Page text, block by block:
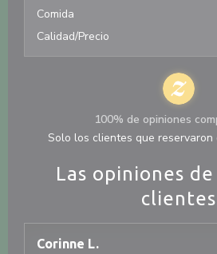
Las opiniones
clientes
Corinne L
Comida
Calidad/Precio
100% de opiniones
Solo los clientes que reservaron